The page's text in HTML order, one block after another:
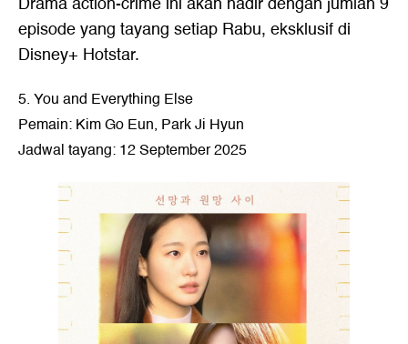
episode yang tayang setiap Rabu, eksklusif di
Disney+ Hotstar.
5. You and Everything Else
Pemain: Kim Go Eun, Park Ji Hyun
Jadwal tayang: 12 September 2025